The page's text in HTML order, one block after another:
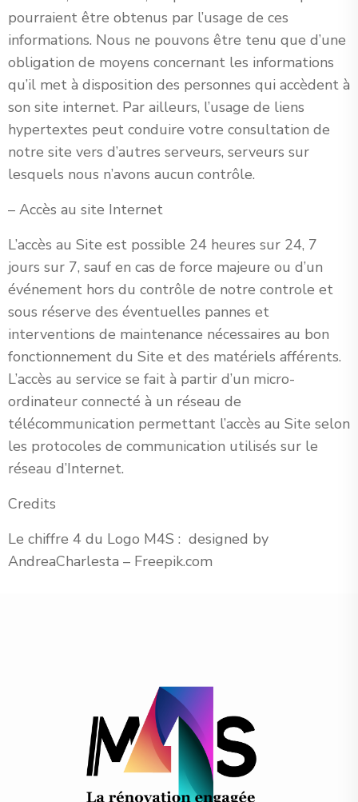
pourraient être obtenus par l’usage de ces
informations. Nous ne pouvons être tenu que d’une
obligation de moyens concernant les informations
qu’il met à disposition des personnes qui accèdent à
son site internet. Par ailleurs, l’usage de liens
hypertextes peut conduire votre consultation de
notre site vers d’autres serveurs, serveurs sur
lesquels nous n’avons aucun contrôle.
– Accès au site Internet
L’accès au Site est possible 24 heures sur 24, 7
jours sur 7, sauf en cas de force majeure ou d’un
événement hors du contrôle de notre controle et
sous réserve des éventuelles pannes et
interventions de maintenance nécessaires au bon
fonctionnement du Site et des matériels afférents.
L’accès au service se fait à partir d’un micro-
ordinateur connecté à un réseau de
télécommunication permettant l’accès au Site selon
les protocoles de communication utilisés sur le
réseau d’Internet.
Credits
Le chiffre 4 du Logo M4S : designed by
AndreaCharlesta – Freepik.com